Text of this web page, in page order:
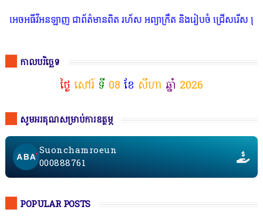
អនឡាញ ជាព័ត៌មានពិត រហ័ស អព្យាក្រឹត និងរៀបចំ ជ្រើសរើស ក្រុមការងា
កាលបរិច្ឆេទ
ថ្ងៃ សៅរ៍ទី 08 ខែ សីហា ឆ្នាំ 2026
សូមអរគុណសម្រាប់ការឧត្ថម្ភ
Suonchamroeun
000888761
POPULAR POSTS